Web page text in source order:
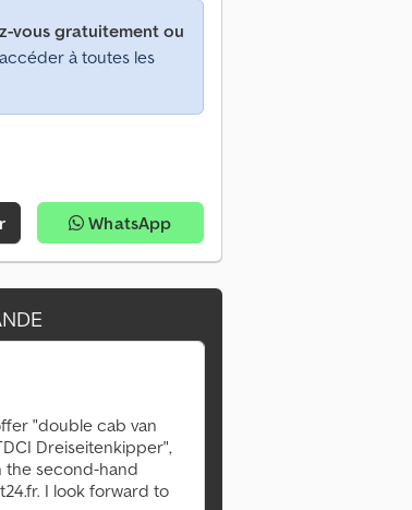
vous gratuitement ou
à toutes les
WhatsApp